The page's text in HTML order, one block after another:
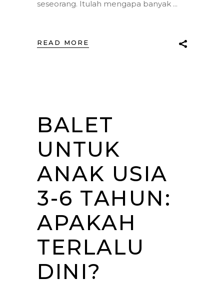
seseorang. Itulah mengapa banyak
READ MORE
BALET
UNTUK
ANAK USIA
3-6 TAHUN:
APAKAH
TERLALU
DINI?